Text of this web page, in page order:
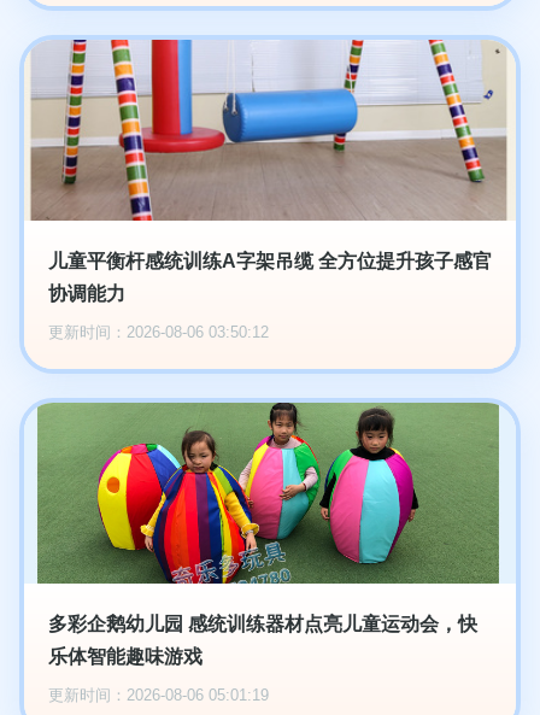
儿童平衡杆感统训练A字架吊缆 全方位提升孩子感官
协调能力
更新时间：2026-08-06 03:50:12
多彩企鹅幼儿园 感统训练器材点亮儿童运动会，快
乐体智能趣味游戏
更新时间：2026-08-06 05:01:19